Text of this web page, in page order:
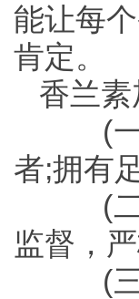
能让每
肯定。
香兰
(一)
者;拥有
(二)
监督，
(三)